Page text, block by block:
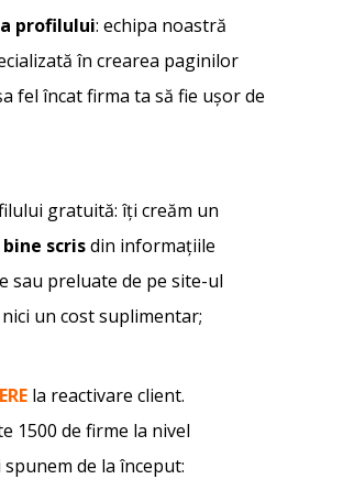
profilului: echipa noastră
în crearea paginilor
fel încat firma ta să fie ușor de
gratuită: îți creăm un
scrisdin informațiile
sau preluate de pe site-ul
un cost suplimentar;
la reactivare client.
1500 de firme la nivel
de la început: